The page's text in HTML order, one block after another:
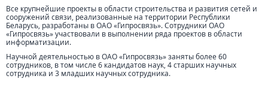
Все крупнейшие проекты в области строительства и развития сетей и
сооружений связи, реализованные на территории Республики
Беларусь, разработаны в ОАО «Гипросвязь». Сотрудники ОАО
«Гипросвязь» участвовали в выполнении ряда проектов в области
информатизации.
Научной деятельностью в ОАО «Гипросвязь» заняты более 60
сотрудников, в том числе 6 кандидатов наук, 4 старших научных
сотрудника и 3 младших научных сотрудника.